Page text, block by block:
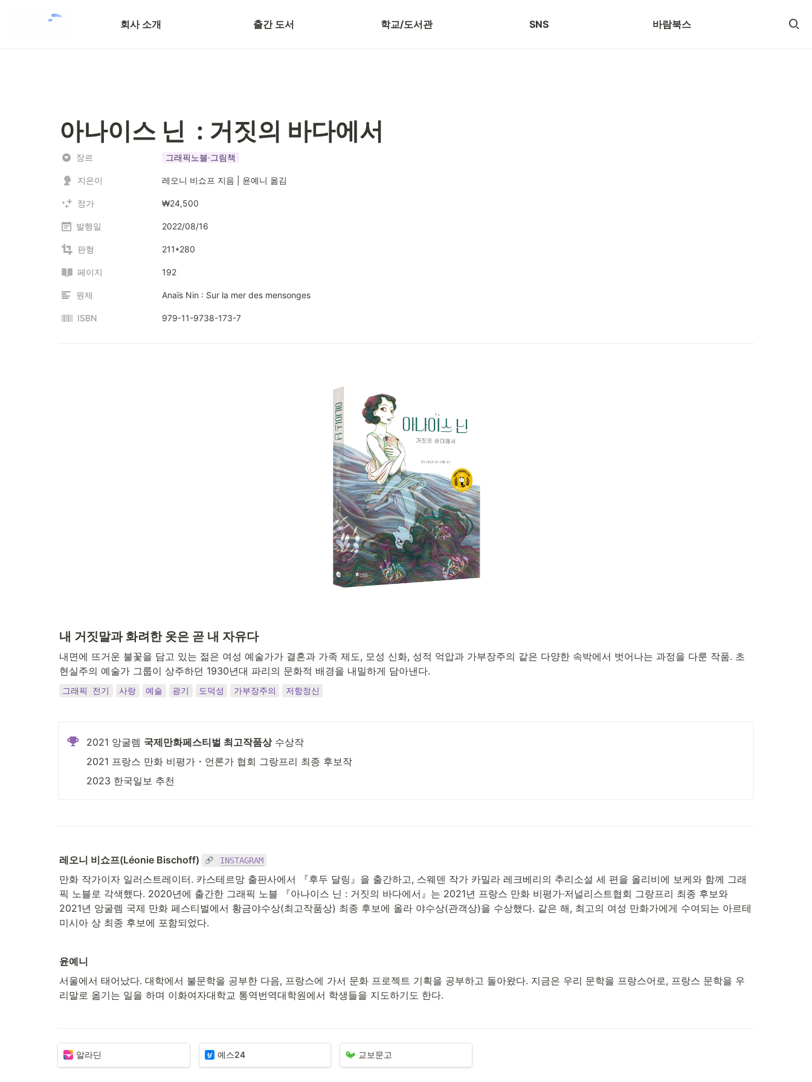
회사 소개 출간 도서 학교/도서관 SNS 바람북스
투고 안내
아나이스 닌  : 거짓의 바다에서
장르 그래픽노블·그림책
지은이 레오니 비쇼프 지음 | 윤예니 옮김
정가 ₩24,500
발행일 2022/08/16
판형 211*280
페이지 192
원제 Anaïs Nin : Sur la mer des mensonges
ISBN 979-11-9738-173-7
내 거짓말과 화려한 옷은 곧 내 자유다
내면에 뜨거운 불꽃을 담고 있는 젊은 여성 예술가가 결혼과 가족 제도, 모성 신화, 성적 억압과 가부장주의 같은 다양한 속박에서 벗어나는 과정을 다룬 작품. 초
현실주의 예술가 그룹이 상주하던 1930년대 파리의 문화적 배경을 내밀하게 담아낸다.
그래픽 전기 사랑 예술 광기 도덕성 가부장주의 저항정신
2021 앙굴렘 국제만화페스티벌 최고작품상 수상작
2021 프랑스 만화 비평가・언론가 협회 그랑프리 최종 후보작
2023 한국일보 추천
레오니 비쇼프(Léonie Bischoff) INSTAGRAM
만화 작가이자 일러스트레이터. 카스테르망 출판사에서 『후두 달링』을 출간하고, 스웨덴 작가 카밀라 레크베리의 추리소설 세 편을 올리비에 보케와 함께 그래
픽 노블로 각색했다. 2020년에 출간한 그래픽 노블 『아나이스 닌 : 거짓의 바다에서』는 2021년 프랑스 만화 비평가·저널리스트협회 그랑프리 최종 후보와
2021년 앙굴렘 국제 만화 페스티벌에서 황금야수상(최고작품상) 최종 후보에 올라 야수상(관객상)을 수상했다. 같은 해, 최고의 여성 만화가에게 수여되는 아르테
미시아 상 최종 후보에 포함되었다.
윤예니
서울에서 태어났다. 대학에서 불문학을 공부한 다음, 프랑스에 가서 문화 프로젝트 기획을 공부하고 돌아왔다. 지금은 우리 문학을 프랑스어로, 프랑스 문학을 우
리말로 옮기는 일을 하며 이화여자대학교 통역번역대학원에서 학생들을 지도하기도 한다.
알라딘 예스24 교보문고